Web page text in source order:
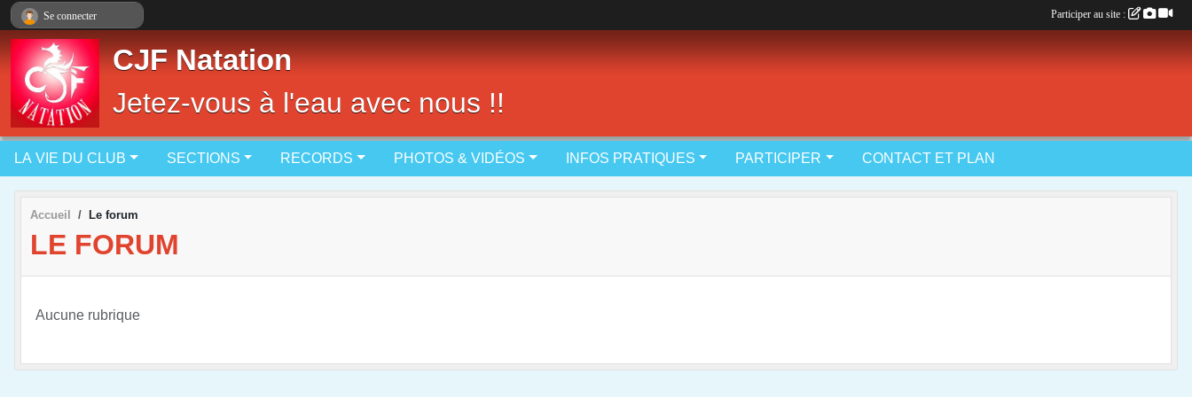
CJF Natation
Jetez-vous à l'eau avec nous !!
LA VIE DU CLUB SECTIONS RECORDS PHOTOS & VIDÉOS INFOS PRATIQUES PARTICIPER CONTACT ET PLAN
Accueil Le forum
LE FORUM
Aucune rubrique
Se connecter Participer au site :
Panneau de gestion des cookies